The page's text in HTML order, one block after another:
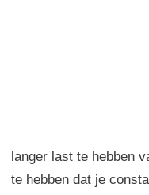
langer last te hebben
te hebben dat je